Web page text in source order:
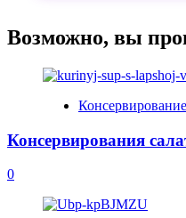
Возможно, вы
Консервирование
Консервирования
0